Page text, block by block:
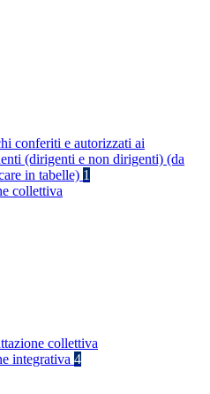
conferiti e autorizzati ai
(dirigenti e non dirigenti) (da
in tabelle) 1
collettiva
collettiva
integrativa 4